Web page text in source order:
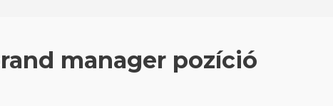
manager pozíció